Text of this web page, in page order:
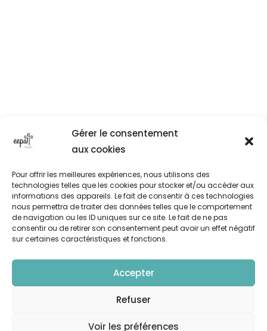
Gérer le consentement
aux cookies
Pour offrir les meilleures expériences, nous utilisons des
technologies telles que les cookies pour stocker et/ou accéder aux
informations des appareils. Le fait de consentir à ces technologies
nous permettra de traiter des données telles que le comportement
de navigation ou les ID uniques sur ce site. Le fait de ne pas
consentir ou de retirer son consentement peut avoir un effet négatif
sur certaines caractéristiques et fonctions.
Accepter
Refuser
Voir les préférences